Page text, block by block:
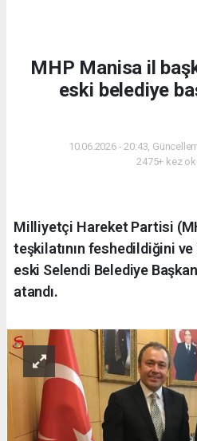
MHP Manisa il
eski belediye
10.06.2026 - 20:43,
2475+ kez
Milliyetçi Hareket Partisi
teşkilatının feshedildiğini ve
eski Selendi Belediye
atandı.